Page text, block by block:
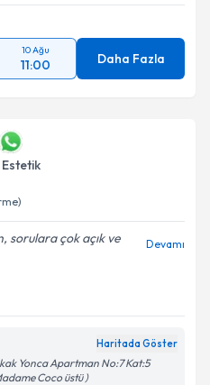
10 Ağu
11:00 Daha Fazla
sorulara çok açık ve
Devamı
Haritada Göster
Yonca Apartman No:7 Kat:5
Coco üstü )